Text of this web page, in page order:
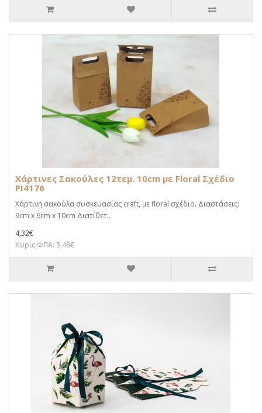
Χάρτινες Σακούλες 12τεμ. 10cm με Floral Σχέδιο
PI4176
Χάρτινη σακούλα συσκευασίας craft, με floral σχέδιο. Διαστάσεις:
9cm x 6cm x 10cm Διατίθετ..
4,32€
Χωρίς ΦΠΑ: 3,48€